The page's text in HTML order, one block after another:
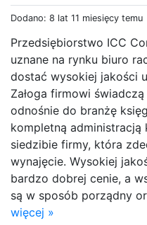
Dodano: 8 lat 11 miesięcy temu
Przedsiębiorstwo ICC
uznane na rynku biuro
dostać wysokiej jakości
Załoga firmowi
odnośnie do branżę
kompletną administracją
siedzibie firmy, która
wynajęcie. Wysokiej
bardzo dobrej cenie, a
są w sposób porządny
więcej »